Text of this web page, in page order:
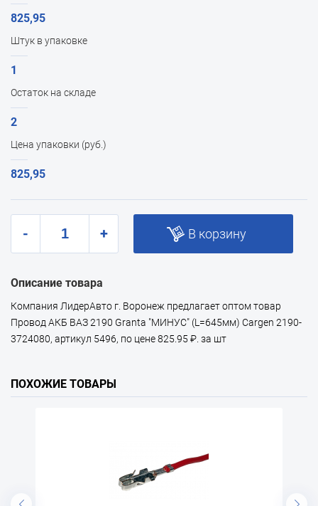
825,95
Штук в упаковке
1
Остаток на складе
2
Цена упаковки (руб.)
825,95
- + В корзину
Описание товара
Компания ЛидерАвто г. Воронеж предлагает оптом товар
Провод АКБ ВАЗ 2190 Granta "МИНУС" (L=645мм) Cargen 2190-
3724080, артикул 5496, по цене 825.95 ₽. за шт
ПОХОЖИЕ ТОВАРЫ